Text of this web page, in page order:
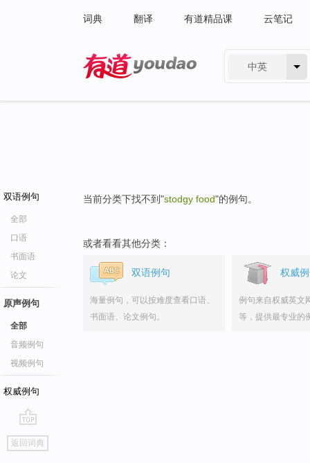
词典 翻译 有道精品课 云笔记
中英
双语例句
全部
口语
书面语
论文
原声例句
全部
音频例句
视频例句
权威例句
go
top
返回词典
当前分类下找不到"stodgy food"的例句。
或者看看其他分类：
双语例句
海量例句，可以按难度查看口语、
书面语、论文例句。
权威
例句来自权威英文
等，提供最专业的